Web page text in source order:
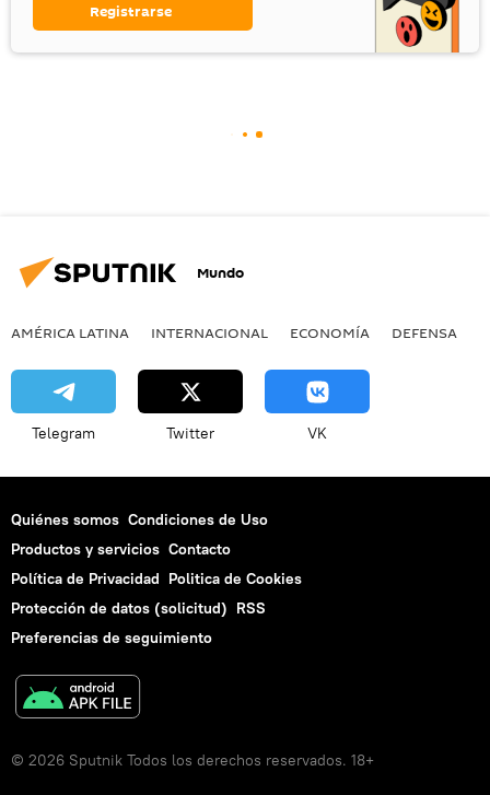
Registrarse
Mundo
AMÉRICA LATINA INTERNACIONAL ECONOMÍA DEFENSA
Telegram Twitter VK
Quiénes somos Condiciones de Uso
Productos y servicios Contacto
Política de Privacidad Politica de Cookies
Protección de datos (solicitud) RSS
Preferencias de seguimiento
© 2026 Sputnik Todos los derechos reservados. 18+